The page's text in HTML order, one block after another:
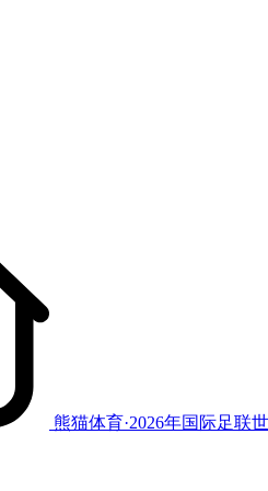
熊猫体育·2026年国际足联